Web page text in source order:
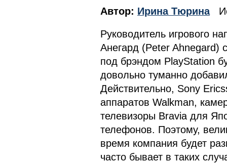
Автор: Ирина Тюрина
Руководитель игрового
Анегард (Peter Ahnegard)
под брэндом PlayStation
довольно туманно
Действительно, Sony
аппаратов Walkman,
телевизоры Bravia для
телефонов. Поэтому,
время компания будет
часто бывает в таких